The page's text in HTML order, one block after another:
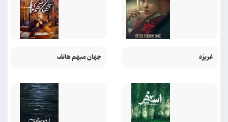
غریزه جهان مبهم هاتف